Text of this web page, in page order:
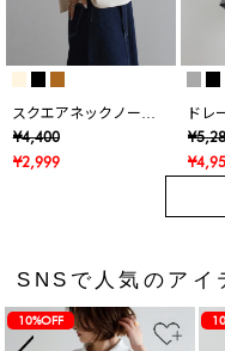
スクエアネックノース
リブラウス
¥4,400
¥2,999
ドレ
ニッ
SNSで人気のアイ
10%OFF